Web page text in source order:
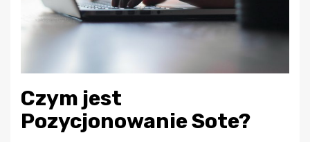
Czym jest
Pozycjonowanie Sote?